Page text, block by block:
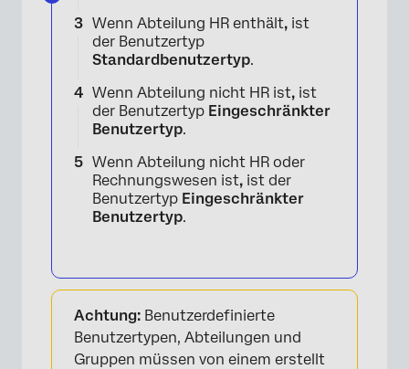
Wenn Abteilung HR enthält, ist
der Benutzertyp
Standardbenutzertyp.
Wenn Abteilung nicht HR ist, ist
der Benutzertyp Eingeschränkter
Benutzertyp.
Wenn Abteilung nicht HR oder
Rechnungswesen ist, ist der
Benutzertyp Eingeschränkter
Benutzertyp.
Achtung: Benutzerdefinierte
Benutzertypen, Abteilungen und
Gruppen müssen von einem erstellt